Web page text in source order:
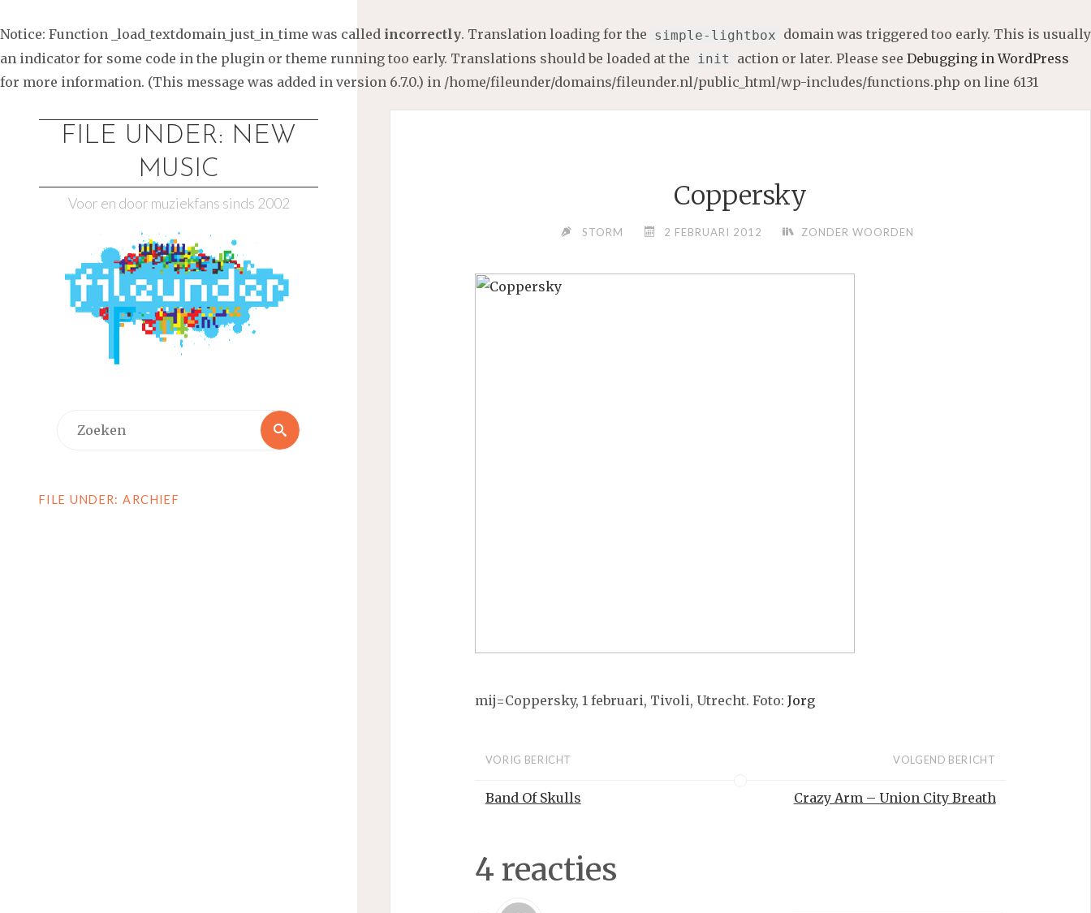
Notice: Function _load_textdomain_just_in_time was called incorrectly. Translation loading for the simple-lightbox domain was triggered too early. This is usually
an indicator for some code in the plugin or theme running too early. Translations should be loaded at the init action or later. Please see Debugging in WordPress
for more information. (This message was added in version 6.7.0.) in /home/fileunder/domains/fileunder.nl/public_html/wp-includes/functions.php on line 6131
FILE UNDER: NEW
MUSIC
Voor en door muziekfans sinds 2002
Zoeken
FILE UNDER: ARCHIEF
Coppersky
STORM 2 FEBRUARI 2012 ZONDER WOORDEN
mij=Coppersky, 1 februari, Tivoli, Utrecht. Foto: Jorg
VORIG BERICHT
Band Of Skulls
VOLGEND BERICHT
Crazy Arm – Union City Breath
4 reacties